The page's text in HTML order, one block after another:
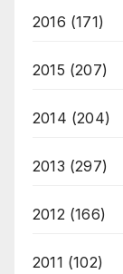
2016 (171)
2015 (207)
2014 (204)
2013 (297)
2012 (166)
2011 (102)